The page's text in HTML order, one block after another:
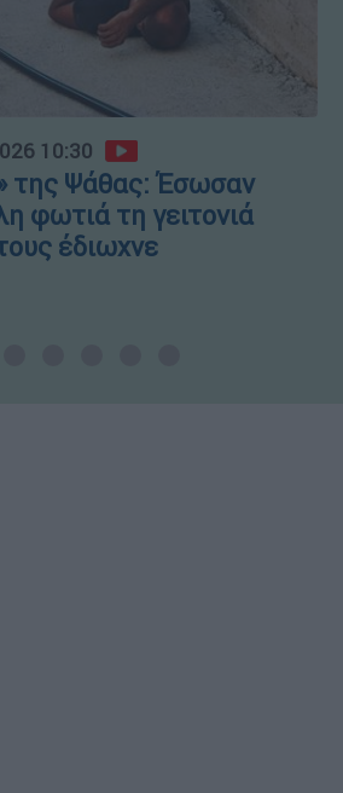
10:30
της Ψάθας: Έσωσαν
φωτιά τη γειτονιά
έδιωχνε